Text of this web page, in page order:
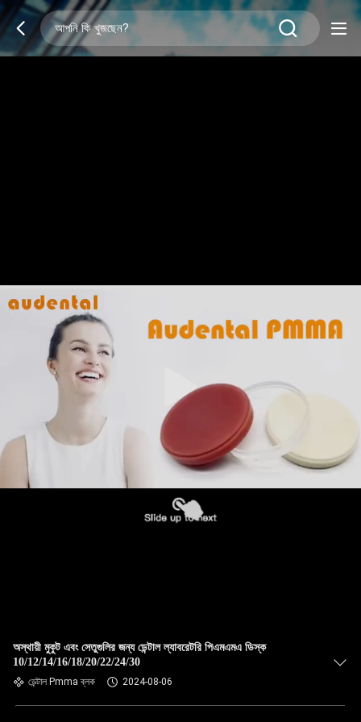
অস্থায়ী মুকুট এবং সেতুগুলির জন্য ডেন্টাল ল্যাবরেটরি পিএমএমএ ডিস্ক
10/12/14/16/18/20/22/24/30
ডেন্টাল Pmma ব্লক 2024-08-06